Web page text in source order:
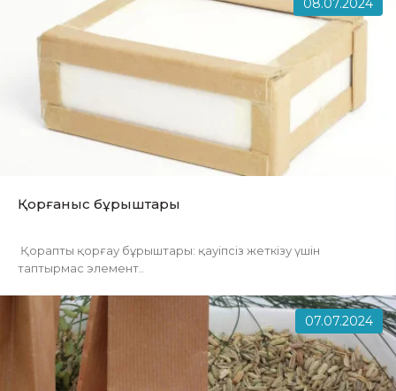
08.07.2024
Қорғаныс бұрыштары
Қорапты қорғау бұрыштары: қауіпсіз жеткізу үшін
таптырмас элемент..
07.07.2024